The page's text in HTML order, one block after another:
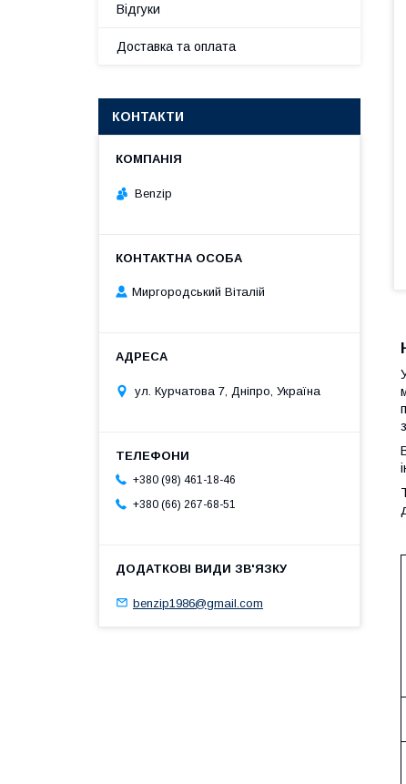
Відгуки
Доставка та оплата
КОНТАКТИ
Benzip
Миргородський Віталій
ул. Курчатова 7, Дніпро, Україна
+380 (98) 461-18-46
+380 (66) 267-68-51
benzip1986@gmail.com